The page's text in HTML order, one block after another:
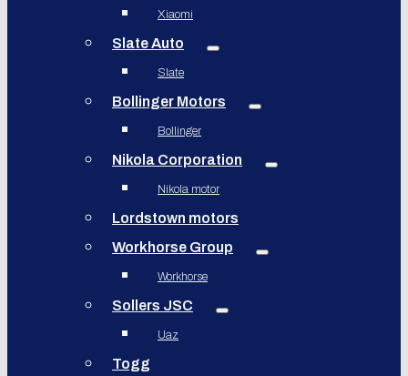
Xiaomi
Slate Auto
Slate
Bollinger Motors
Bollinger
Nikola Corporation
Nikola motor
Lordstown motors
Workhorse Group
Workhorse
Sollers JSC
Uaz
Togg